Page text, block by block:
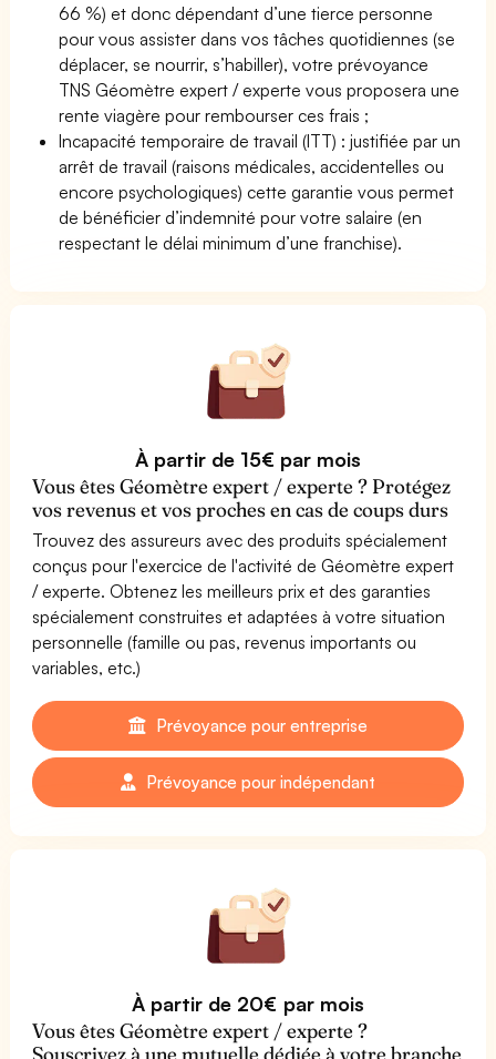
66 %) et donc dépendant d’une tierce personne
pour vous assister dans vos tâches quotidiennes (se
déplacer, se nourrir, s’habiller), votre prévoyance
TNS Géomètre expert / experte vous proposera une
rente viagère pour rembourser ces frais ;
Incapacité temporaire de travail (ITT) : justifiée par un
arrêt de travail (raisons médicales, accidentelles ou
encore psychologiques) cette garantie vous permet
de bénéficier d’indemnité pour votre salaire (en
respectant le délai minimum d’une franchise).
À partir de 15€ par mois
Vous êtes Géomètre expert / experte ? Protégez
vos revenus et vos proches en cas de coups durs
Trouvez des assureurs avec des produits spécialement
conçus pour l'exercice de l'activité de Géomètre expert
/ experte. Obtenez les meilleurs prix et des garanties
spécialement construites et adaptées à votre situation
personnelle (famille ou pas, revenus importants ou
variables, etc.)
Prévoyance pour entreprise
Prévoyance pour indépendant
À partir de 20€ par mois
Vous êtes Géomètre expert / experte ?
Souscrivez à une mutuelle dédiée à votre branche